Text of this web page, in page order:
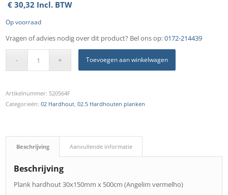
€ 30,32 Incl. BTW
Op voorraad
Vragen of advies nodig over dit product? Bel ons op:0172-214439
Toevoegen aan winkelwagen
Artikelnummer: 520564F
Categorieën:02 Hardhout,02.5 Hardhouten planken
Beschrijving Aanvullende informatie
Beschrijving
Plank hardhout 30x150mm x 500cm (Angelim vermelho)